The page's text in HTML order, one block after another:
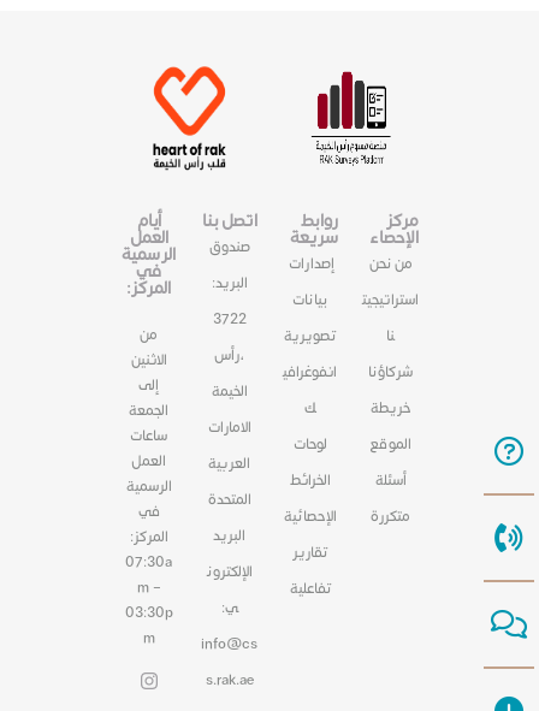
مركز
الإحصاء
من نحن
استراتيجيت
نا
شركاؤنا
خريطة
الموقع
أسئلة
متكررة
روابط
سريعة
إصدارات
بيانات
تصويرية
انفوغرافي
ك
لوحات
الخرائط
الإحصائية
تقارير
تفاعلية
اتصل بنا
صندوق
البريد:
3722
،رأس
الخيمة
الامارات
العربية
المتحدة
البريد
الإلكترون
ي:
info@cs
s.rak.ae
أيام
العمل
الرسمية
في
المركز:
من
الاثنين
إلى
الجمعة
ساعات
العمل
الرسمية
في
المركز:
07:30a
m –
03:30p
m